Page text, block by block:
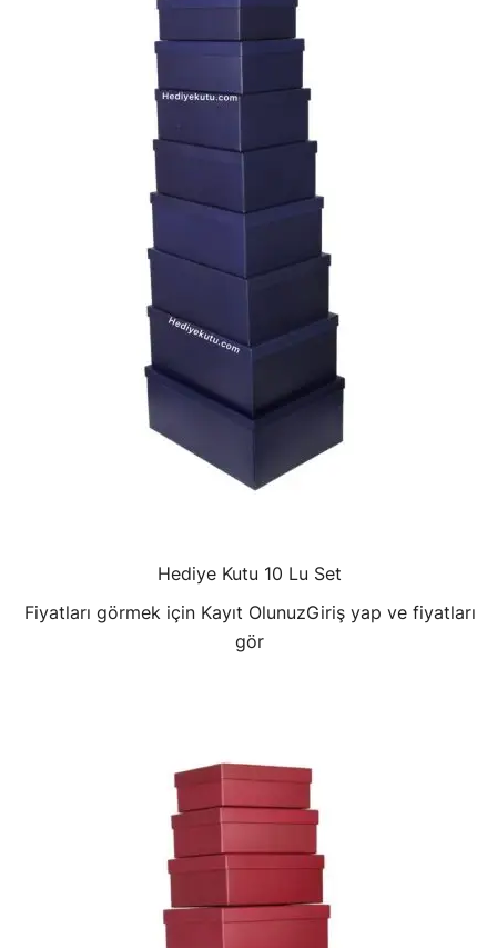
Hediye Kutu 10 Lu Set
Fiyatları görmek için Kayıt OlunuzGiriş yap ve fiyatları
gör